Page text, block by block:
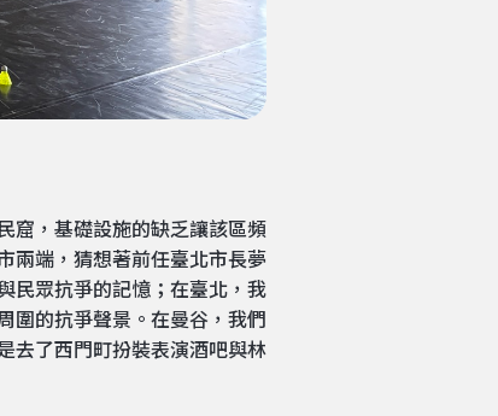
窟，基礎設施的缺乏讓該區頻
兩端，猜想著前任臺北市長夢
民眾抗爭的記憶；在臺北，我
圍的抗爭聲景。在曼谷，我們
去了西門町扮裝表演酒吧與林